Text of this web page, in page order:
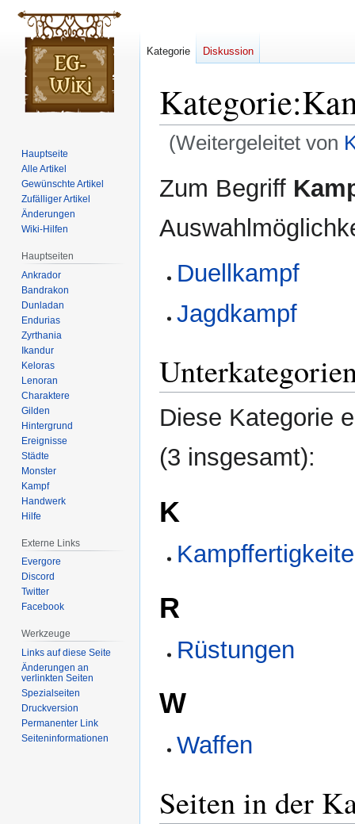
Kategorie:
(Weitergeleitet von
Navigation
Suche
Zum Begriff
Duellkampf
Jagdkampf
Diese Kategorie
(3 insgesamt):
K
R
Rüstungen
W
Waffen
Seiten in der
Kategorie Diskussion
Hauptseite
Alle Artikel
Gewünschte Artikel
Zufälliger Artikel
Änderungen
Wiki-Hilfen
Hauptseiten
Ankrador
Bandrakon
Dunladan
Endurias
Zyrthania
Ikandur
Keloras
Lenoran
Charaktere
Gilden
Hintergrund
Ereignisse
Städte
Monster
Kampf
Handwerk
Hilfe
Externe Links
Evergore
Discord
Twitter
Facebook
Werkzeuge
Links auf diese Seite
Änderungen an
verlinkten Seiten
Spezialseiten
Druckversion
Permanenter Link
Seiten­­informationen